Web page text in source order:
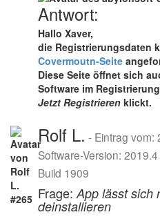
Antwort:
Hallo Xaver,
die Registrierungsdaten
Covermoutn-Seite
Diese Seite öffnet sich
Software im
Jetzt Registrieren klickt.
Rolf L. - Eintrag vom:
Software-Version:
Build 1909
Frage:App lässt sich
deinstallieren